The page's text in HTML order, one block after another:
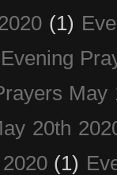
(1)
Evening
May
20th
(1)